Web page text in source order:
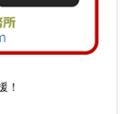
！